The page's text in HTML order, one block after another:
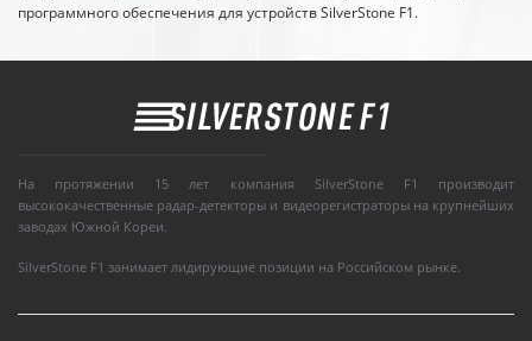
программного обеспечения для устройств SilverStone F1.
На протяжении 15 лет компания SilverStone F1 производит
высококачественные радар-детекторы и видеорегистраторы на крупнейших
заводах Южной Кореи.
SilverStone F1 занимает лидирующие позиции на Российском рынке.